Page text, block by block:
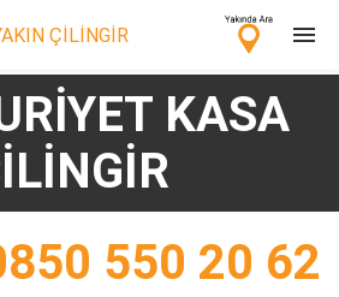
ÇİLİNGİR
KASA
550 20 62